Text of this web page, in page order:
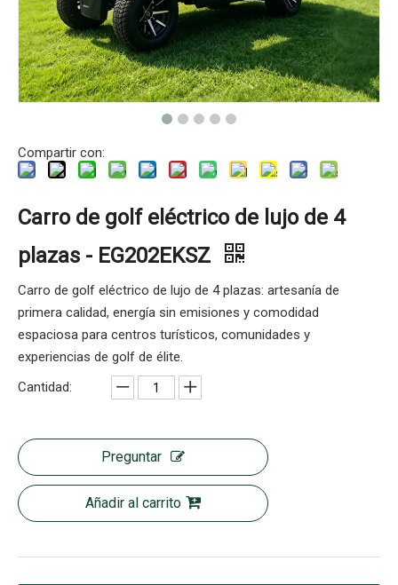
Compartir con:
Carro de golf eléctrico de lujo de 4
plazas - EG202EKSZ
Carro de golf eléctrico de lujo de 4 plazas: artesanía de
primera calidad, energía sin emisiones y comodidad
espaciosa para centros turísticos, comunidades y
experiencias de golf de élite.
Cantidad:
Preguntar
Añadir al carrito